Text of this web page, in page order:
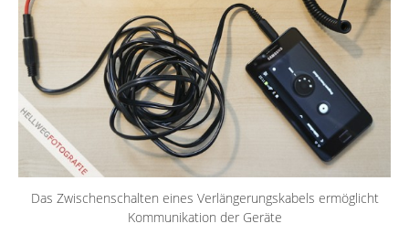
Das Zwischenschalten eines Verlängerungskabels ermöglicht
Kommunikation der Geräte